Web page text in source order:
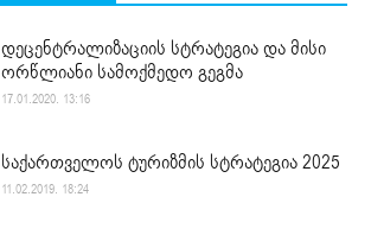
დეცენტრალიზაციის სტრატეგია და მისი
ორწლიანი სამოქმედო გეგმა
17.01.2020. 13:16
საქართველოს ტურიზმის სტრატეგია 2025
11.02.2019. 18:24